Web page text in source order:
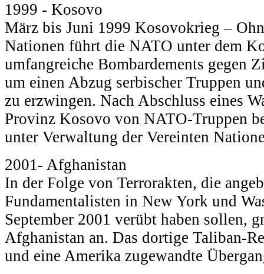
1999 - Kosovo
März bis Juni 1999 Kosovokrieg –
Nationen führt die NATO unter dem
umfangreiche Bombardements gegen
um einen Abzug serbischer Truppen
zu erzwingen. Nach Abschluss eines
Provinz Kosovo von NATO-Truppen
unter Verwaltung der Vereinten
2001- Afghanistan
In der Folge von Terrorakten, die
Fundamentalisten in New York und
September 2001 verübt haben sollen,
Afghanistan an. Das dortige Taliban-
und eine Amerika zugewandte